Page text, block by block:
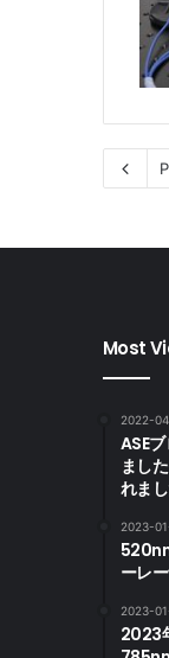
Most
2022-
ASE
まし
れま
2023-
ーレ
2023-
2023